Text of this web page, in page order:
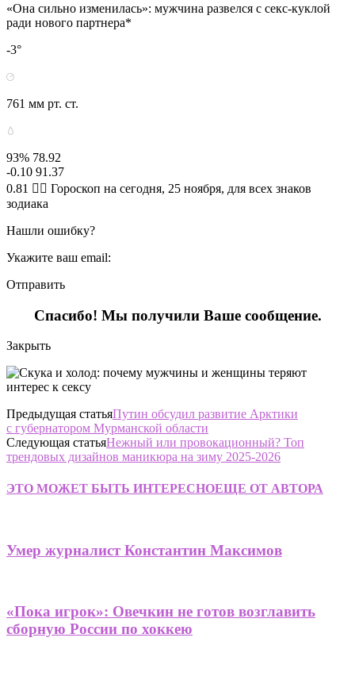
«Она сильно изменилась»: мужчина развелся с секс-куклой
ради нового партнера*
-3°
761 мм рт. ст.
93% 78.92
-0.10 91.37
0.81 🧙‍♀ Гороскоп на сегодня, 25 ноября, для всех знаков
зодиака
Нашли ошибку?
Укажите ваш email:
Отправить
Спасибо! Мы получили Ваше сообщение.
Закрыть
Предыдущая статьяПутин обсудил развитие Арктики
с губернатором Мурманской области
Следующая статьяНежный или провокационный? Топ
трендовых дизайнов маникюра на зиму 2025-2026
ЭТО МОЖЕТ БЫТЬ ИНТЕРЕСНОЕЩЕ ОТ АВТОРА
Умер журналист Константин Максимов
«Пока игрок»: Овечкин не готов возглавить
сборную России по хоккею